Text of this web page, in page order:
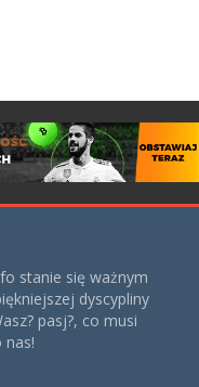
stanie się ważnym
dyscypliny
pasj?, co musi
nas!